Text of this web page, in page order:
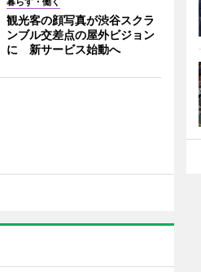
観光客の顔写真が渋谷スクラ
ンブル交差点の屋外ビジョン
に 新サービス始動へ